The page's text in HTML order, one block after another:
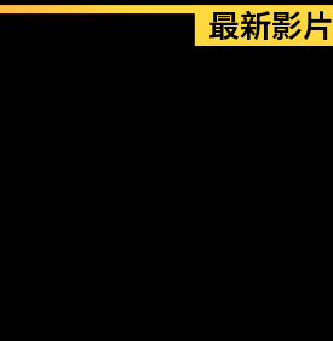
最新影片